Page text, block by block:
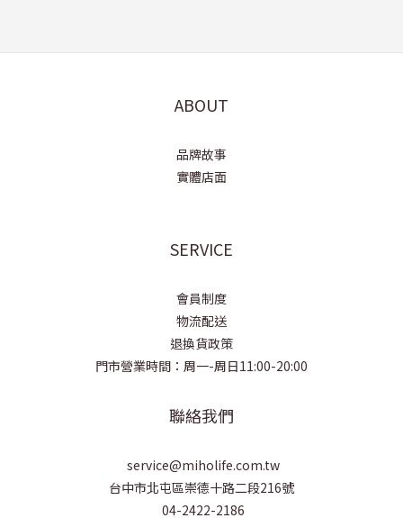
ABOUT
品牌故事
實體店面
SERVICE
會員制度
物流配送
退換貨政策
門市營業時間：周一-周日11:00-20:00
聯絡我們
service@miholife.com.tw
台中市北屯區崇德十路二段216號
04-2422-2186